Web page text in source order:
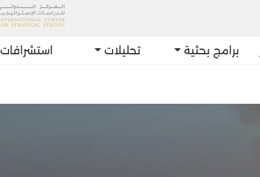
برامج بحثية تحليلات استشرافات